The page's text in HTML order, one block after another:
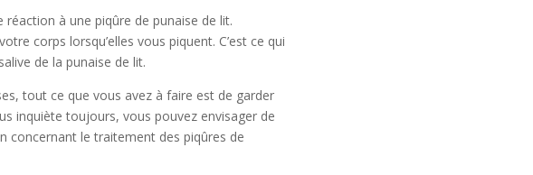
à une piqûre de punaise de lit.
corps lorsqu’elles vous piquent. C’est ce qui
de la punaise de lit.
tout ce que vous avez à faire est de garder
inquiète toujours, vous pouvez envisager de
concernant le traitement des piqûres de